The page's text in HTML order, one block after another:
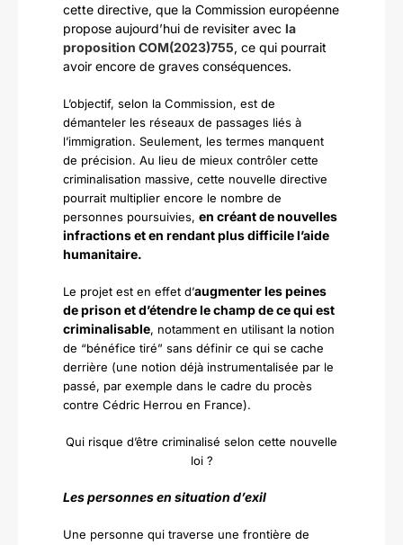
cette directive, que la Commission européenne
propose aujourd’hui de revisiter avec la
proposition COM(2023)755, ce qui pourrait
avoir encore de graves conséquences.
L’objectif, selon la Commission, est de
démanteler les réseaux de passages liés à
l’immigration. Seulement, les termes manquent
de précision. Au lieu de mieux contrôler cette
criminalisation massive, cette nouvelle directive
pourrait multiplier encore le nombre de
personnes poursuivies, en créant de nouvelles
infractions et en rendant plus difficile l’aide
humanitaire.
Le projet est en effet d’augmenter les peines
de prison et d’étendre le champ de ce qui est
criminalisable, notamment en utilisant la notion
de “bénéfice tiré” sans définir ce qui se cache
derrière (une notion déjà instrumentalisée par le
passé, par exemple dans le cadre du procès
contre Cédric Herrou en France).
Qui risque d’être criminalisé selon cette nouvelle
loi ?
Les personnes en situation d’exil
Une personne qui traverse une frontière de